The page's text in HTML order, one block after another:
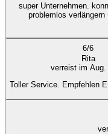
super Unternehmen.
problemlos
6/6
Rita
verreist im Aug.
Toller Service. Empfehlen